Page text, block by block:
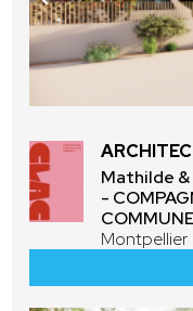
Mathilde &
-